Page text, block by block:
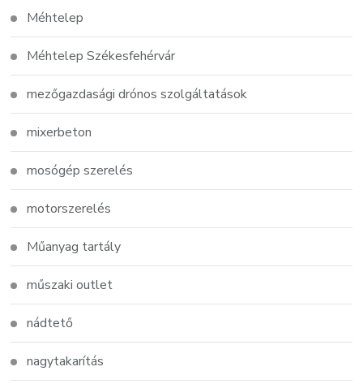
Méhtelep
Méhtelep Székesfehérvár
mezőgazdasági drónos szolgáltatások
mixerbeton
mosógép szerelés
motorszerelés
Műanyag tartály
műszaki outlet
nádtető
nagytakarítás